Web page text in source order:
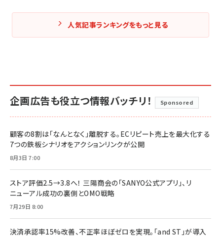
人気記事ランキングをもっと見る
企画広告も役立つ情報バッチリ！ Sponsored
顧客の8割は「なんとなく」離脱する。ECリピート売上を最大化する
7つの鉄板シナリオをアクションリンクが公開
8月3日 7:00
ストア評価2.5→3.8へ！ 三陽商会の「SANYO公式アプリ」、リ
ニューアル成功の裏側とOMO戦略
7月29日 8:00
決済承認率15%改善、不正率ほぼゼロを実現。「and ST」が導入